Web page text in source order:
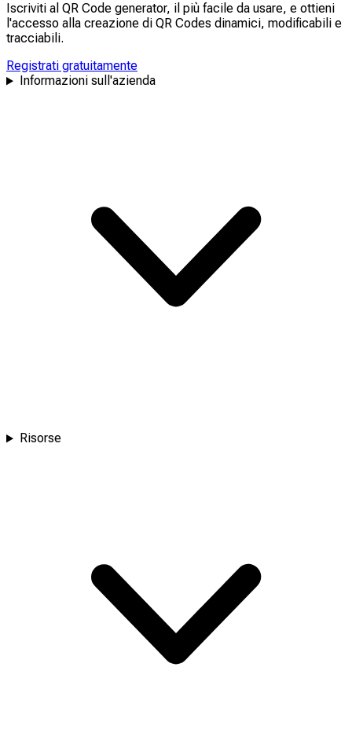
Iscriviti al QR Code generator, il più facile da usare, e ottieni
l'accesso alla creazione di QR Codes dinamici, modificabili e
tracciabili.
Registrati gratuitamente
Informazioni sull'azienda
Risorse